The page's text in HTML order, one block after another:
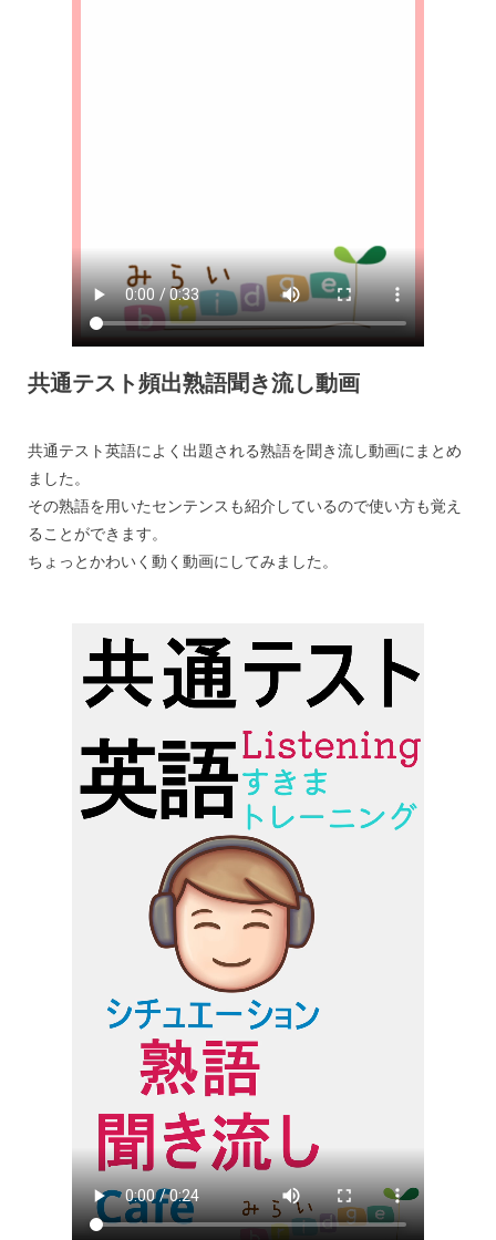
共通テスト頻出熟語聞き流し動画
共通テスト英語によく出題される熟語を聞き流し動画にまとめ
ました。
その熟語を用いたセンテンスも紹介しているので使い方も覚え
ることができます。
ちょっとかわいく動く動画にしてみました。